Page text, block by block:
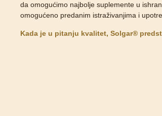
da omogućimo najbolje suplemente u
omogućeno predanim istraživanjima i
Kada je u pitanju kvalitet, Solgar®